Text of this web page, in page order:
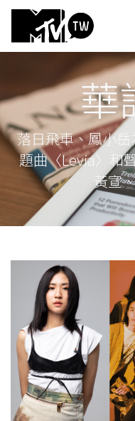
華
落日飛車、鳳小
題曲〈Levia〉和
黃宣